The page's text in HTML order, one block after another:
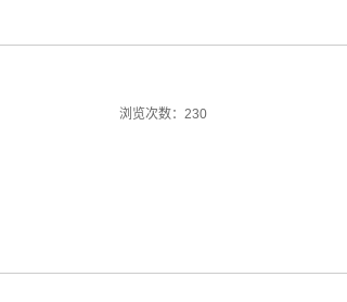
浏览次数：230